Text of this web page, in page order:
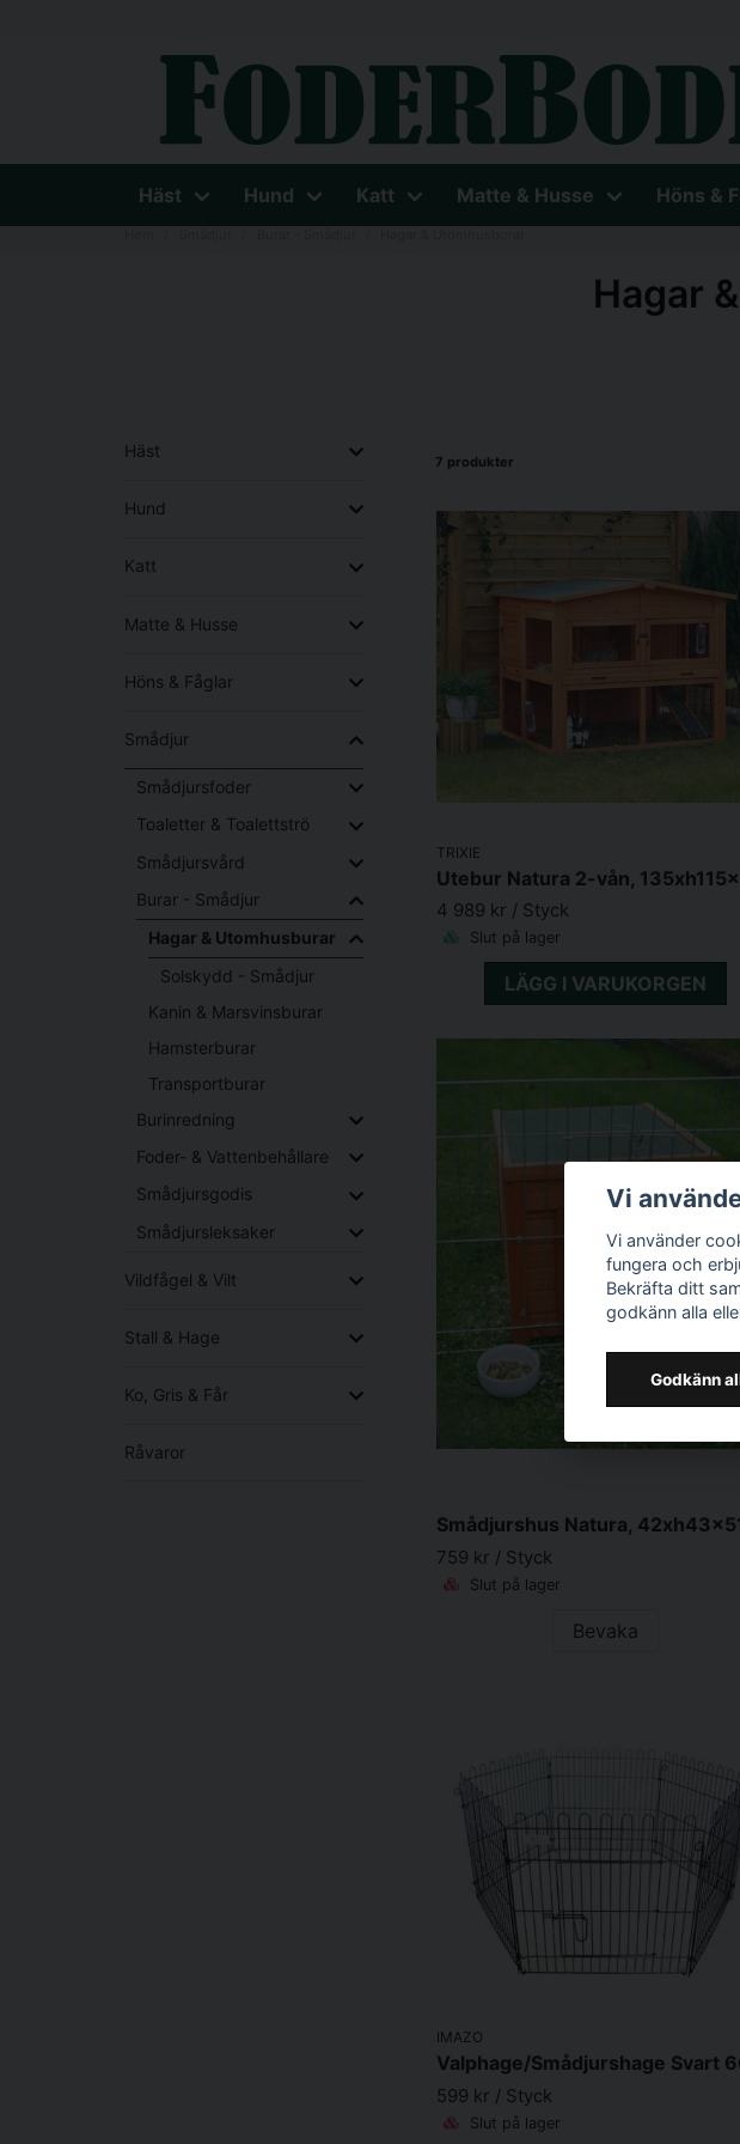
Häst Hund Katt Matte & Husse Höns &
Hagar
Häst
Hund
Katt
Matte & Husse
Höns & Fåglar
Smådjur
Smådjursfoder
Toaletter & Toalettströ
Smådjursvård
Burar - Smådjur
Hagar & Utomhusburar
Solskydd - Smådjur
Kanin & Marsvinsburar
Hamsterburar
Transportburar
Burinredning
Foder- & Vattenbehållare
Smådjursgodis
Smådjursleksaker
Vildfågel & Vilt
Stall & Hage
Ko, Gris & Får
Råvaror
7 produkter
TRIXIE
4 989 kr / Styck
Slut på lager
LÄGG I VARUKORGEN
759 kr / Styck
Slut på lager
Bevaka
IMAZO
599 kr / Styck
Slut på lager
Vi
Vi använder
fungera och
Bekräfta ditt
godkänn alla
Godkänn